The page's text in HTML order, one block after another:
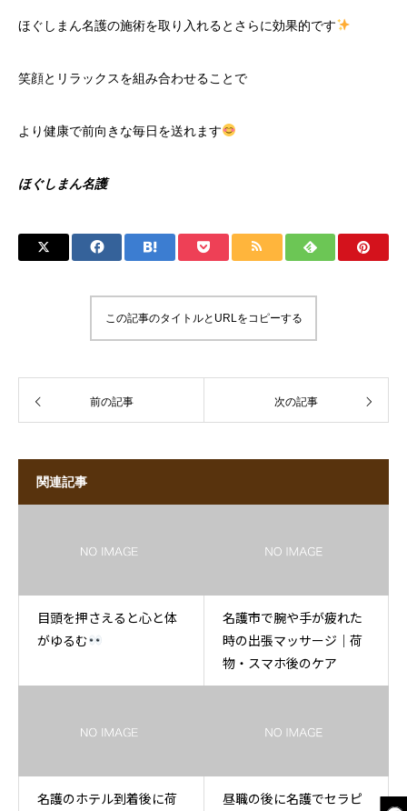
ほぐしまん名護の施術を取り入れるとさらに効果的です
笑顔とリラックスを組み合わせることで
より健康で前向きな毎日を送れます
ほぐしまん名護
この記事のタイトルとURLをコピーする
前の記事 次の記事
関連記事
目頭を押さえると心と体
がゆるむ
名護市で腕や手が疲れた
時の出張マッサージ｜荷
物・スマホ後のケア
名護のホテル到着後に荷
昼職の後に名護でセラピ